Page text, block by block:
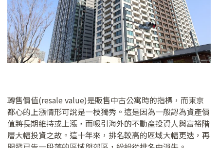
轉售價值(resale value)是販售中古公寓時的指標，而東京
都心的上漲情形可說是一枝獨秀。這是因為一般認為資產價
值將長期維持或上漲，而吸引海外的不動產投資人與富裕階
層大幅投資之故。這十年來，排名較高的區域大幅更迭，再